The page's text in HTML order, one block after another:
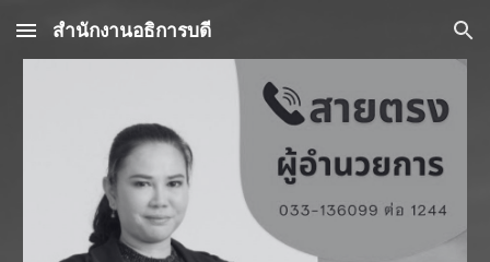
Skip to main content Skip to navigation
สำนักงานอธิการบดี